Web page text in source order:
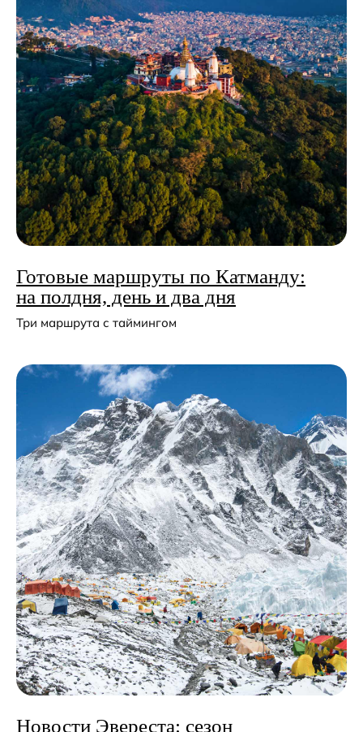
Готовые маршруты по Катманду:
на полдня, день и два дня
Три маршрута с таймингом
Новости Эвереста: сезон
info@mountainquestexpeditions.com
Экспедиции
Трекинги Восхождения
Индивидуальные туры
Календарь
Информация
Журнал Программа лояльности
Фотогалерея Команда О нас
Отзывы
Информация, размещенная на сайте, носит
информационный характер и не является публичной
офертой в смысле статьи 437 Гражданского кодекса
Российской Федерации.
ИП Лактюшкин Павел Евгеньевич
ОГРНИП: 320774600107553/ИНН: 772744599962
Политика обработки персональных данных